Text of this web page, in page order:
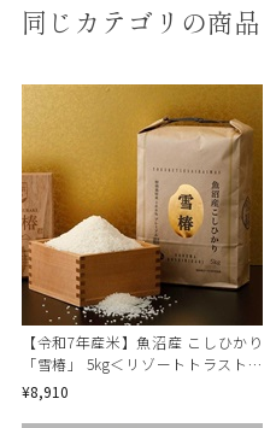
同じカテゴリの商品
【令和7年産米】魚沼産 こしひかり
「雪椿」 5kg＜リゾートトラストセ
レクション＞
¥8,910